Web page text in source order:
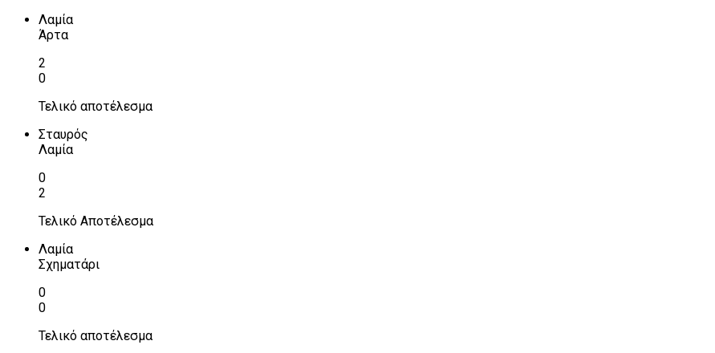
Λαμία
Άρτα
2
0
Τελικό αποτέλεσμα
Σταυρός
Λαμία
0
2
Τελικό Αποτέλεσμα
Λαμία
Σχηματάρι
0
0
Τελικό αποτέλεσμα